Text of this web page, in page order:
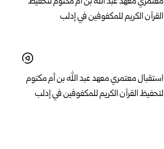
استقبال معتمري معهد عبد الله بن أم مكتوم
لتحفيظ القرآن الكريم للمكفوفين في إدلب